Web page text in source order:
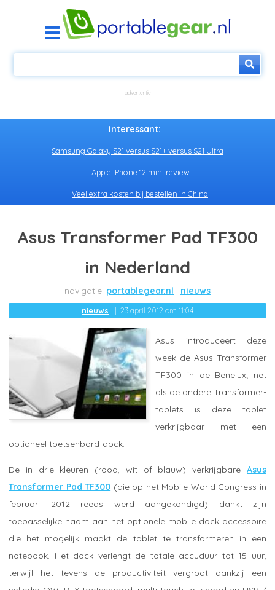
Interessant:
Samsung Galaxy S21 versus S21+ versus S21 Ultra
Apple iPhone 12 mini review
Veel extra kosten bij bestellen in China
Asus Transformer Pad TF300
in Nederland
portablegear.nl nieuws
nieuws 23 april 2012 om 11:04
Asus introduceert deze
week de Asus Transformer
TF300 in de Benelux; net
als de andere Transformer-
tablets is deze tablet
verkrijgbaar met een
optioneel toetsenbord-dock.
De in drie kleuren (rood, wit of blauw) verkrijgbare Asus
Transformer Pad TF300 (die op het Mobile World Congress in
februari 2012 reeds werd aangekondigd) dankt zijn
toepasselijke naam aan het optionele mobile dock accessoire
die het mogelijk maakt de tablet te transformeren in een
notebook. Het dock verlengt de totale accuduur tot 15 uur,
terwijl het tevens de productiviteit vergroot dankzij een